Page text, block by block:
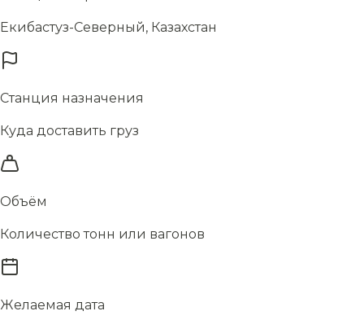
Екибастуз-Северный, Казахстан
Станция назначения
Куда доставить груз
Объём
Количество тонн или вагонов
Желаемая дата